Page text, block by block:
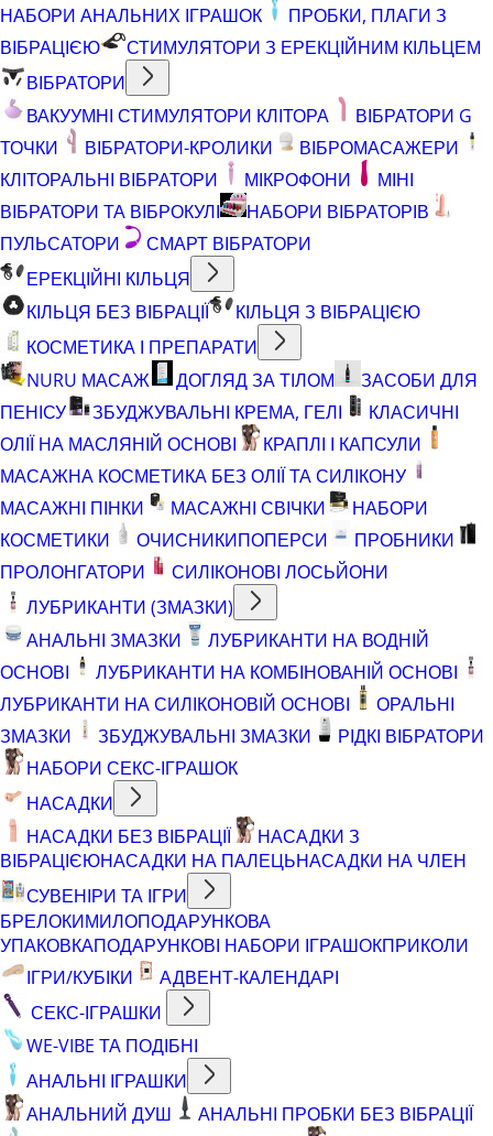
НАБОРИ АНАЛЬНИХ ІГРАШОК
ПРОБКИ, ПЛАГИ З
ВІБРАЦІЄЮ
СТИМУЛЯТОРИ З ЕРЕКЦІЙНИМ КІЛЬЦЕМ
ВІБРАТОРИ
ВАКУУМНІ СТИМУЛЯТОРИ КЛІТОРА
ВІБРАТОРИ G
ТОЧКИ
ВІБРАТОРИ-КРОЛИКИ
ВІБРОМАСАЖЕРИ
КЛІТОРАЛЬНІ ВІБРАТОРИ
МІКРОФОНИ
МІНІ
ВІБРАТОРИ ТА ВІБРОКУЛІ
НАБОРИ ВІБРАТОРІВ
ПУЛЬСАТОРИ
СМАРТ ВІБРАТОРИ
ЕРЕКЦІЙНІ КІЛЬЦЯ
КІЛЬЦЯ БЕЗ ВІБРАЦІЇ
КІЛЬЦЯ З ВІБРАЦІЄЮ
КОСМЕТИКА І ПРЕПАРАТИ
NURU МАСАЖ
ДОГЛЯД ЗА ТІЛОМ
ЗАСОБИ ДЛЯ
ПЕНІСУ
ЗБУДЖУВАЛЬНІ КРЕМА, ГЕЛІ
КЛАСИЧНІ
ОЛІЇ НА МАСЛЯНІЙ ОСНОВІ
КРАПЛІ І КАПСУЛИ
МАСАЖНА КОСМЕТИКА БЕЗ ОЛІЇ ТА СИЛІКОНУ
МАСАЖНІ ПІНКИ
МАСАЖНІ СВІЧКИ
НАБОРИ
КОСМЕТИКИ
ОЧИСНИКИПОПЕРСИ
ПРОБНИКИ
ПРОЛОНГАТОРИ
СИЛІКОНОВІ ЛОСЬЙОНИ
ЛУБРИКАНТИ (ЗМАЗКИ)
АНАЛЬНІ ЗМАЗКИ
ЛУБРИКАНТИ НА ВОДНІЙ
ОСНОВІ
ЛУБРИКАНТИ НА КОМБІНОВАНІЙ ОСНОВІ
ЛУБРИКАНТИ НА СИЛІКОНОВІЙ ОСНОВІ
ОРАЛЬНІ
ЗМАЗКИ
ЗБУДЖУВАЛЬНІ ЗМАЗКИ
РІДКІ ВІБРАТОРИ
НАБОРИ СЕКС-ІГРАШОК
НАСАДКИ
НАСАДКИ БЕЗ ВІБРАЦІЇ
НАСАДКИ З
ВІБРАЦІЄЮНАСАДКИ НА ПАЛЕЦЬНАСАДКИ НА ЧЛЕН
СУВЕНІРИ ТА ІГРИ
БРЕЛОКИМИЛОПОДАРУНКОВА
УПАКОВКАПОДАРУНКОВІ НАБОРИ ІГРАШОКПРИКОЛИ
ІГРИ/КУБІКИ
АДВЕНТ-КАЛЕНДАРІ
СЕКС-ІГРАШКИ
WE-VIBE ТА ПОДІБНІ
АНАЛЬНІ ІГРАШКИ
АНАЛЬНИЙ ДУШ
АНАЛЬНІ ПРОБКИ БЕЗ ВІБРАЦІЇ